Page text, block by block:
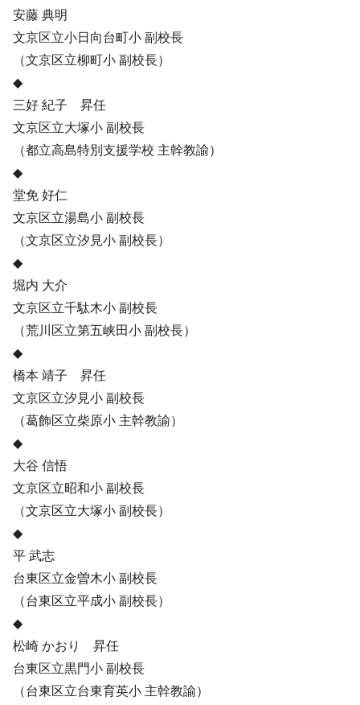
安藤 典明
文京区立小日向台町小 副校長
（文京区立柳町小 副校長）
◆
三好 紀子 昇任
文京区立大塚小 副校長
（都立高島特別支援学校 主幹教諭）
◆
堂免 好仁
文京区立湯島小 副校長
（文京区立汐見小 副校長）
◆
堀内 大介
文京区立千駄木小 副校長
（荒川区立第五峡田小 副校長）
◆
橋本 靖子 昇任
文京区立汐見小 副校長
（葛飾区立柴原小 主幹教諭）
◆
大谷 信悟
文京区立昭和小 副校長
（文京区立大塚小 副校長）
◆
平 武志
台東区立金曽木小 副校長
（台東区立平成小 副校長）
◆
松崎 かおり 昇任
台東区立黒門小 副校長
（台東区立台東育英小 主幹教諭）